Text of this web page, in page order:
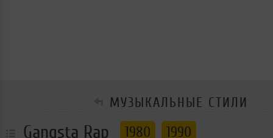
МУЗЫКАЛЬНЫЕ СТИЛИ
Gangsta Rap 1980 1990